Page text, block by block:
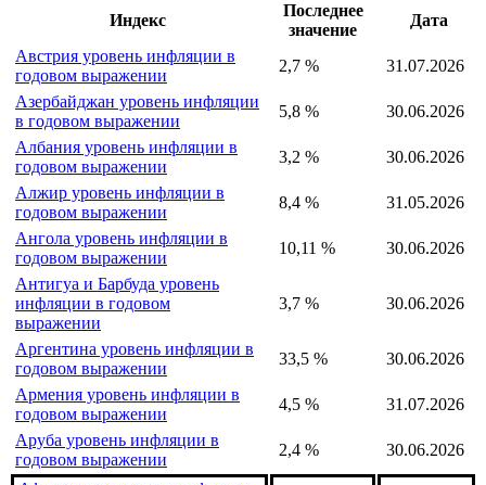
Индекс
Последнее
значение
Дата
Австрия уровень инфляции в
годовом выражении
2,7 %
31.07.2026
Азербайджан уровень инфляции
в годовом выражении
5,8 %
30.06.2026
Албания уровень инфляции в
годовом выражении
3,2 %
30.06.2026
Алжир уровень инфляции в
годовом выражении
8,4 %
31.05.2026
Ангола уровень инфляции в
годовом выражении
10,11 %
30.06.2026
Антигуа и Барбуда уровень
инфляции в годовом
выражении
3,7 % 30.06.2026
Аргентина уровень инфляции в
годовом выражении
33,5 %
30.06.2026
Армения уровень инфляции в
годовом выражении
4,5 %
31.07.2026
Аруба уровень инфляции в
годовом выражении
2,4 % 30.06.2026